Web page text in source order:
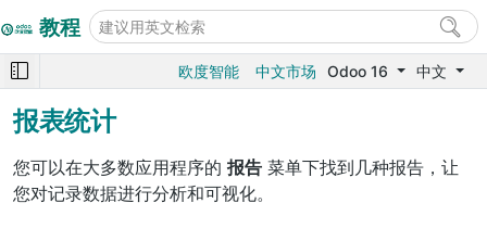
教程
欧度智能 中文市场 Odoo 16 中文
报表统计
您可以在大多数应用程序的 报告 菜单下找到几种报告，让
您对记录数据进行分析和可视化。